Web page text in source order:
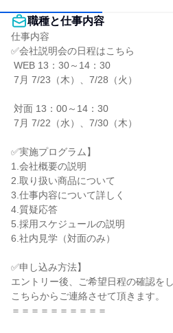
職種と仕事内容
仕事内容
✅会社説明会の日程はこちら
✅実施プログラム】
1.会社概要の説明
2.取り扱い商品について
3.仕事内容について詳しく
4.質疑応答
5.採用スケジュールの説明
6.社内見学（対面のみ）
✅申し込み方法】
エントリー後、ご希望日程の確認を
こちらからご連絡させて頂きます。
＝＝＝＝＝＝＝＝＝＝